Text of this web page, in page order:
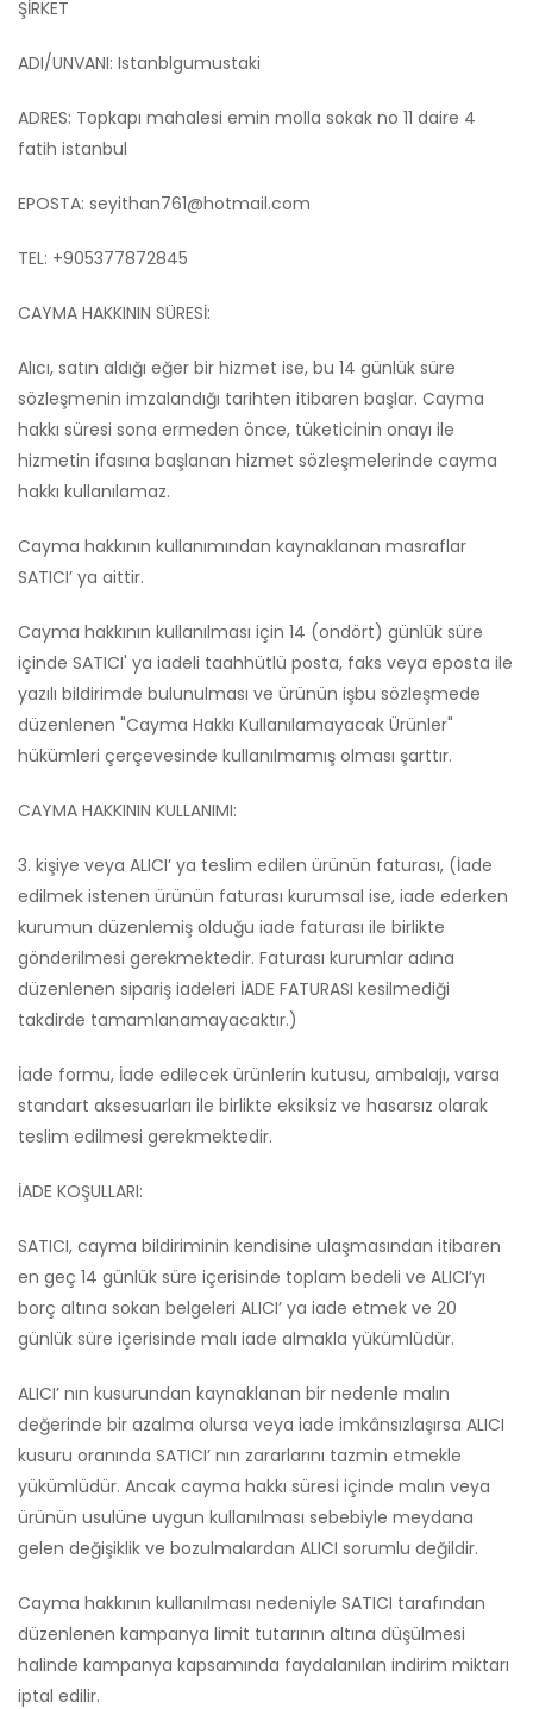
ŞİRKET
ADI/UNVANI: Istanblgumustaki
ADRES: Topkapı mahalesi emin molla sokak no 11 daire 4
fatih istanbul
EPOSTA: seyithan761@hotmail.com
TEL: +905377872845
CAYMA HAKKININ SÜRESİ:
Alıcı, satın aldığı eğer bir hizmet ise, bu 14 günlük süre
sözleşmenin imzalandığı tarihten itibaren başlar. Cayma
hakkı süresi sona ermeden önce, tüketicinin onayı ile
hizmetin ifasına başlanan hizmet sözleşmelerinde cayma
hakkı kullanılamaz.
Cayma hakkının kullanımından kaynaklanan masraflar
SATICI’ ya aittir.
Cayma hakkının kullanılması için 14 (ondört) günlük süre
içinde SATICI' ya iadeli taahhütlü posta, faks veya eposta ile
yazılı bildirimde bulunulması ve ürünün işbu sözleşmede
düzenlenen "Cayma Hakkı Kullanılamayacak Ürünler"
hükümleri çerçevesinde kullanılmamış olması şarttır.
CAYMA HAKKININ KULLANIMI:
3. kişiye veya ALICI’ ya teslim edilen ürünün faturası, (İade
edilmek istenen ürünün faturası kurumsal ise, iade ederken
kurumun düzenlemiş olduğu iade faturası ile birlikte
gönderilmesi gerekmektedir. Faturası kurumlar adına
düzenlenen sipariş iadeleri İADE FATURASI kesilmediği
takdirde tamamlanamayacaktır.)
İade formu, İade edilecek ürünlerin kutusu, ambalajı, varsa
standart aksesuarları ile birlikte eksiksiz ve hasarsız olarak
teslim edilmesi gerekmektedir.
İADE KOŞULLARI:
SATICI, cayma bildiriminin kendisine ulaşmasından itibaren
en geç 14 günlük süre içerisinde toplam bedeli ve ALICI’yı
borç altına sokan belgeleri ALICI’ ya iade etmek ve 20
günlük süre içerisinde malı iade almakla yükümlüdür.
ALICI’ nın kusurundan kaynaklanan bir nedenle malın
değerinde bir azalma olursa veya iade imkânsızlaşırsa ALICI
kusuru oranında SATICI’ nın zararlarını tazmin etmekle
yükümlüdür. Ancak cayma hakkı süresi içinde malın veya
ürünün usulüne uygun kullanılması sebebiyle meydana
gelen değişiklik ve bozulmalardan ALICI sorumlu değildir.
Cayma hakkının kullanılması nedeniyle SATICI tarafından
düzenlenen kampanya limit tutarının altına düşülmesi
halinde kampanya kapsamında faydalanılan indirim miktarı
iptal edilir.